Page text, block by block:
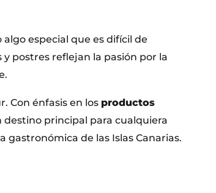
especial que es difícil de
postres reflejan la pasión por la
Con énfasis en los productos
destino principal para cualquiera
de las Islas Canarias.